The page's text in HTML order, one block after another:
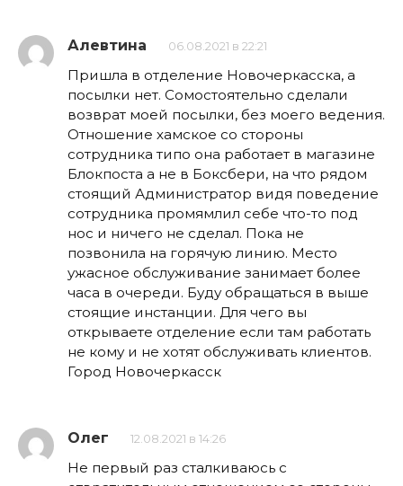
Алевтина 06.08.2021 в 22:21
Пришла в отделение Новочеркасска, а
посылки нет. Сомостоятельно сделали
возврат моей посылки, без моего ведения.
Отношение хамское со стороны
сотрудника типо она работает в магазине
Блокпоста а не в Боксбери, на что рядом
стоящий Администратор видя поведение
сотрудника промямлил себе что-то под
нос и ничего не сделал. Пока не
позвонила на горячую линию. Место
ужасное обслуживание занимает более
часа в очереди. Буду обращаться в выше
стоящие инстанции. Для чего вы
открываете отделение если там работать
не кому и не хотят обслуживать клиентов.
Город Новочеркасск
Олег 12.08.2021 в 14:26
Не первый раз сталкиваюсь с